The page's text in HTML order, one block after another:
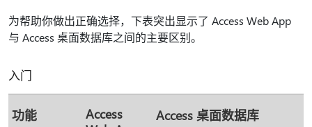
为帮助你做出正确选择，下表突出显示了 Access Web App
与 Access 桌面数据库之间的主要区别。
入门
功能
Access
Access 桌面数据库